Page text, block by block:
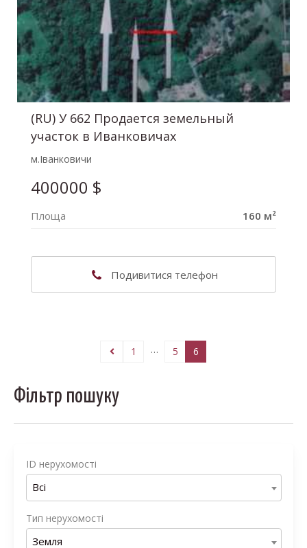
(RU) У 662 Продается земельный
участок в Иванковичах
м.Іванковичи
400000 $
Площа 160 м²
(063) 302-41-82
Наталія Володимирівна
Подивитися телефон
1 … 5 6
Фільтр пошуку
ID нерухомості
Всі
Тип нерухомості
Земля